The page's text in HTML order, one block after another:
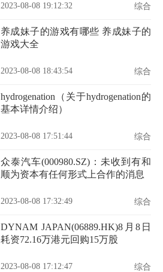
2023-08-08 19:12:32 综合
养成妹子的游戏有哪些 养成妹子的
游戏大全
2023-08-08 18:43:54 综合
hydrogenation（关于hydrogenation的
基本详情介绍）
2023-08-08 17:51:44 综合
众泰汽车(000980.SZ)：未收到有和
顺为资本有任何形式上合作的消息
2023-08-08 17:32:49 综合
DYNAM JAPAN(06889.HK)8月8日
耗资72.16万港元回购15万股
2023-08-08 17:12:47 综合